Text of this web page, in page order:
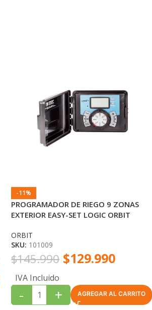
-11%
PROGRAMADOR DE RIEGO 9 ZONAS
EXTERIOR EASY-SET LOGIC ORBIT
ORBIT
SKU: 101009
$145.990 $129.990
IVA Incluido
- + AGREGAR AL CARRITO